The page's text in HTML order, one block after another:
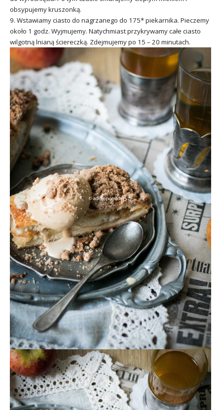
obsypujemy kruszonką.
9. Wstawiamy ciasto do nagrzanego do 175* piekarnika. Pieczemy
około 1 godz. Wyjmujemy. Natychmiast przykrywamy całe ciasto
wilgotną lnianą ściereczką. Zdejmujemy po 15 – 20 minutach.